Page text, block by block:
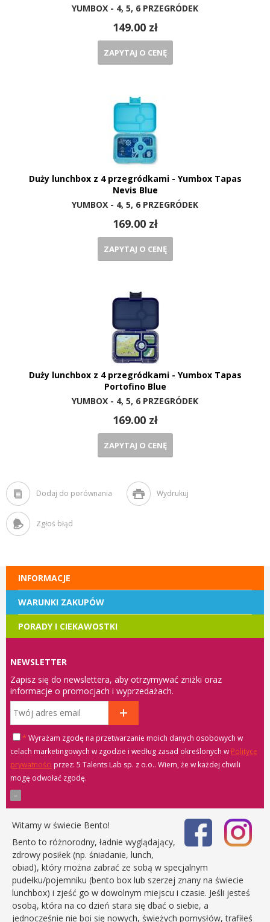
YUMBOX - 4, 5, 6 PRZEGRÓDEK
149.00 zł
ZAPYTAJ O CENĘ
Duży lunchbox z 4 przegródkami - Yumbox Tapas
Nevis Blue
YUMBOX - 4, 5, 6 PRZEGRÓDEK
169.00 zł
ZAPYTAJ O CENĘ
Duży lunchbox z 4 przegródkami - Yumbox Tapas
Portofino Blue
YUMBOX - 4, 5, 6 PRZEGRÓDEK
169.00 zł
ZAPYTAJ O CENĘ
Dodaj do porównania Wydrukuj
Zgłoś błąd
INFORMACJE
WARUNKI ZAKUPÓW
PORADY I CIEKAWOSTKI
NEWSLETTER
Zapisz się do newslettera, aby otrzymywać zniżki oraz
informacje o promocjach i wyprzedażach.
* Wyrażam zgodę na przetwarzanie moich danych osobowych w
celach marketingowych w zgodzie i według zasad określonych w Polityce
prywatności
przez: 5 Talents Lab sp. z o.o.. Wiem, że w każdej chwili
mogę odwołać zgodę.
Witamy w świecie Bento!
Bento to różnorodny, ładnie wyglądający,
zdrowy posiłek (np. śniadanie, lunch,
obiad), który można zabrać ze sobą w specjalnym
pudełku/pojemniku (bento box lub szerzej znany na świecie
lunchbox) i zjeść go w dowolnym miejscu i czasie. Jeśli jesteś
osobą, która na co dzień stara się dbać o siebie, a
jednocześnie nie boi się nowych, świeżych pomysłów, trafiłeś